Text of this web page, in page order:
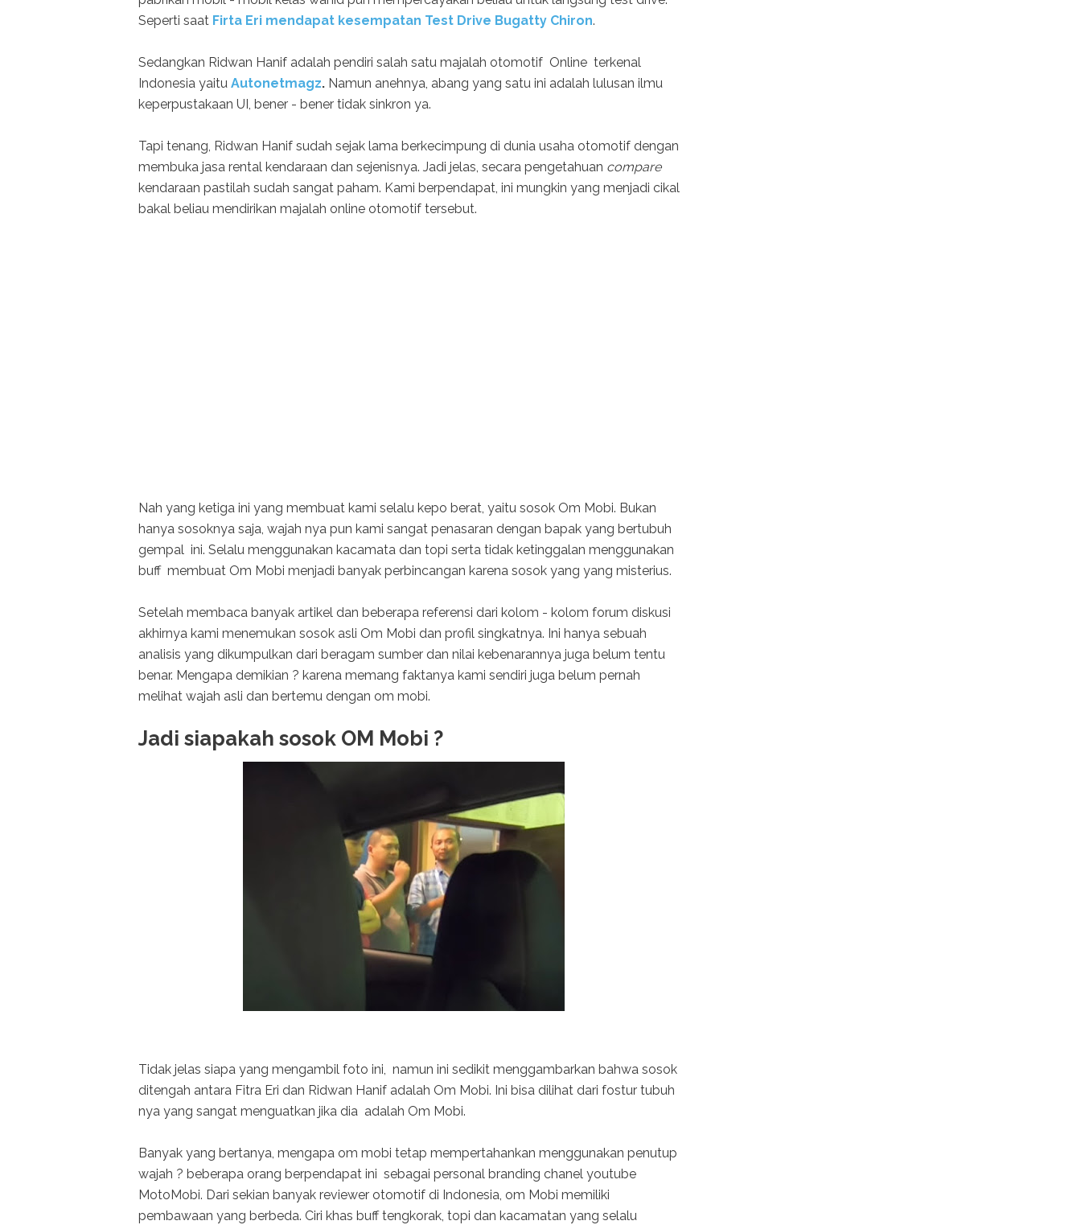
Seperti saat Firta Eri mendapat kesempatan Test Drive Bugatty Chiron.
Sedangkan Ridwan Hanif adalah pendiri salah satu majalah otomotif Online terkenal
Indonesia yaitu Autonetmagz. Namun anehnya, abang yang satu ini adalah lulusan ilmu
keperpustakaan UI, bener - bener tidak sinkron ya.
Tapi tenang, Ridwan Hanif sudah sejak lama berkecimpung di dunia usaha otomotif dengan
membuka jasa rental kendaraan dan sejenisnya. Jadi jelas, secara pengetahuan compare
kendaraan pastilah sudah sangat paham. Kami berpendapat, ini mungkin yang menjadi cikal
bakal beliau mendirikan majalah online otomotif tersebut.
Nah yang ketiga ini yang membuat kami selalu kepo berat, yaitu sosok Om Mobi. Bukan
hanya sosoknya saja, wajah nya pun kami sangat penasaran dengan bapak yang bertubuh
gempal ini. Selalu menggunakan kacamata dan topi serta tidak ketinggalan menggunakan
buff membuat Om Mobi menjadi banyak perbincangan karena sosok yang yang misterius.
Setelah membaca banyak artikel dan beberapa referensi dari kolom - kolom forum diskusi
akhirnya kami menemukan sosok asli Om Mobi dan profil singkatnya. Ini hanya sebuah
analisis yang dikumpulkan dari beragam sumber dan nilai kebenarannya juga belum tentu
benar. Mengapa demikian ? karena memang faktanya kami sendiri juga belum pernah
melihat wajah asli dan bertemu dengan om mobi.
Jadi siapakah sosok OM Mobi ?
Tidak jelas siapa yang mengambil foto ini, namun ini sedikit menggambarkan bahwa sosok
ditengah antara Fitra Eri dan Ridwan Hanif adalah Om Mobi. Ini bisa dilihat dari fostur tubuh
nya yang sangat menguatkan jika dia adalah Om Mobi.
Banyak yang bertanya, mengapa om mobi tetap mempertahankan menggunakan penutup
wajah ? beberapa orang berpendapat ini sebagai personal branding chanel youtube
MotoMobi. Dari sekian banyak reviewer otomotif di Indonesia, om Mobi memiliki
pembawaan yang berbeda. Ciri khas buff tengkorak, topi dan kacamatan yang selalu